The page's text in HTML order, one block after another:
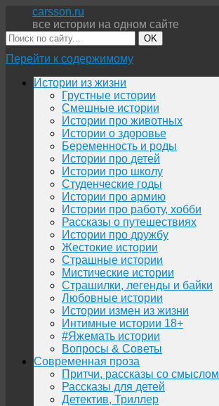
carsson.ru
все истории на одном сайте
OK
Перейти к содержимому
Истории из жизни
Грустные истории
Смешные истории
Истории про животных
Истории о здоровье
Беременность и роды
Истории про детей
Истории про школу
Студенческие годы
Истории про армию
Истории про работу, хобби
Рассказы о путешествиях
Истории про дружбу
Жестокие истории
Страшные истории
Мистические истории
Страшилки, легенды и байки
Любовные истории
Истории измен из жизни
Интимные истории 18+
#Яжемать истории
Вопросы & Советы
Современная проза
Притчи, рассказы со смыслом
Рассказы для детей
Детектив, Триллер